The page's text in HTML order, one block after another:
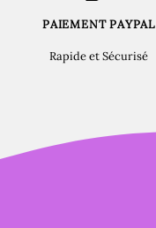
PAIEMENT PAYPAL
Rapide et Sécurisé